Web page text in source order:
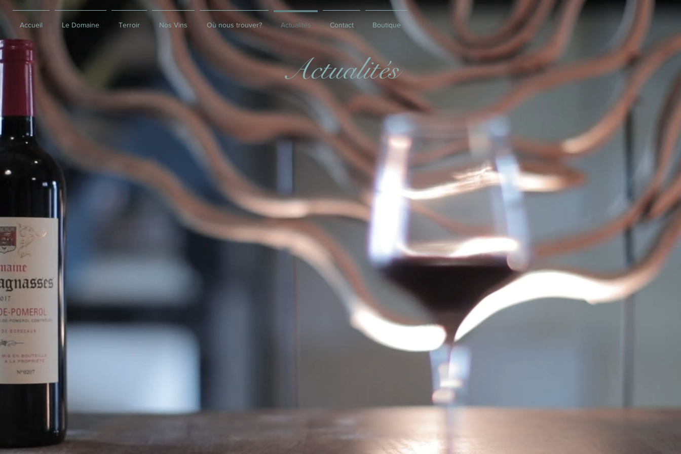
Accueil Le Domaine Terroir Nos Vins Où nous trouver? Actualités Contact Boutique
Actualités